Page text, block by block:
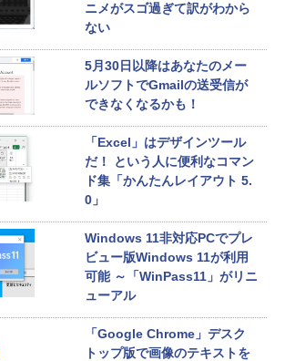
ニメがスゴ過ぎて訳がわから
ない
5月30日以降はあなたのメー
ルソフトでGmailの送受信が
できなくなるかも！
「Excel」はデザインツール
だ！ という人に便利なコマン
ド集「かんたんレイアウト 5.
0」
Windows 11非対応PCでプレ
ビュー版Windows 11が利用
可能 ～「WinPass11」がリニ
ューアル
「Google Chrome」デスク
トップ版で画像のテキストを